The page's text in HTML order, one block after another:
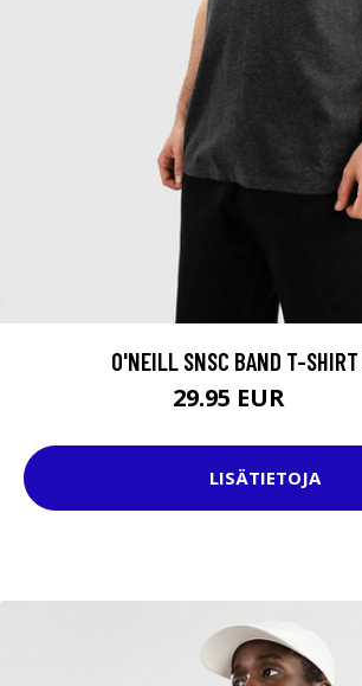
O'NEILL SNSC BAND T-SHIRT
29.95 EUR
LISÄTIETOJA